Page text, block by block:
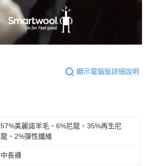
顯示電腦版詳細說明
57%美麗諾羊毛、6%尼龍、35%再生尼
龍、2%彈性纖維
中長襪